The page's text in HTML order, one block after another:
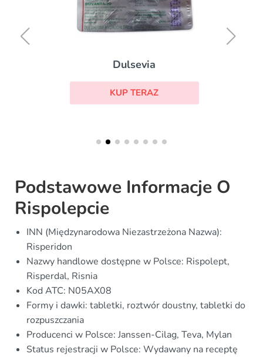
Dulsevia
KUP TERAZ
Podstawowe Informacje O
Rispolepcie
INN (Międzynarodowa Niezastrzeżona Nazwa):
Risperidon
Nazwy handlowe dostępne w Polsce: Rispolept,
Risperdal, Risnia
Kod ATC: N05AX08
Formy i dawki: tabletki, roztwór doustny, tabletki do
rozpuszczania
Producenci w Polsce: Janssen-Cilag, Teva, Mylan
Status rejestracji w Polsce: Wydawany na receptę